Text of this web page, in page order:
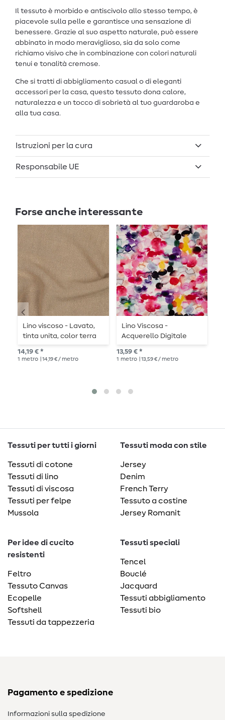
Il tessuto è morbido e antiscivolo allo stesso tempo, è
piacevole sulla pelle e garantisce una sensazione di
benessere. Grazie al suo aspetto naturale, può essere
abbinato in modo meraviglioso, sia da solo come
richiamo visivo che in combinazione con colori naturali
tenui e tonalità cremose.
Che si tratti di abbigliamento casual o di eleganti
accessori per la casa, questo tessuto dona calore,
naturalezza e un tocco di sobrietà al tuo guardaroba e
alla tua casa.
Istruzioni per la cura
Responsabile UE
Forse anche interessante
Lino viscoso - Lavato,
tinta unita, color terra
14,19 € *
1 metro | 14,19 € / metro
Lino Viscosa -
Acquerello Digitale
Multicolor
13,59 € *
1 metro | 13,59 € / metro
Tessuti per tutti i giorni
Tessuti di cotone
Tessuti di lino
Tessuti di viscosa
Tessuti per felpe
Mussola
Tessuti moda con stile
Jersey
Denim
French Terry
Tessuto a costine
Jersey Romanit
Per idee di cucito
resistenti
Feltro
Tessuto Canvas
Ecopelle
Softshell
Tessuti da tappezzeria
Tessuti speciali
Tencel
Bouclé
Jacquard
Tessuti abbigliamento
Tessuti bio
Pagamento e spedizione
Informazioni sulla spedizione